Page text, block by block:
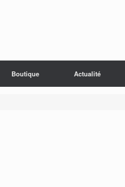
Boutique Actualité